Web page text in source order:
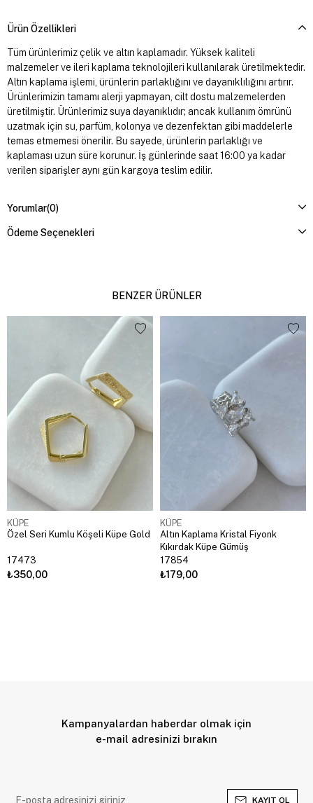
Ürün Özellikleri
Tüm ürünlerimiz çelik ve altın kaplamadır. Yüksek kaliteli
malzemeler ve ileri kaplama teknolojileri kullanılarak üretilmektedir.
Altın kaplama işlemi, ürünlerin parlaklığını ve dayanıklılığını artırır.
Ürünlerimizin tamamı alerji yapmayan, cilt dostu malzemelerden
üretilmiştir. Ürünlerimiz suya dayanıklıdır; ancak kullanım ömrünü
uzatmak için su, parfüm, kolonya ve dezenfektan gibi maddelerle
temas etmemesi önerilir. Bu sayede, ürünlerin parlaklığı ve
kaplaması uzun süre korunur. İş günlerinde saat 16:00 ya kadar
verilen siparişler aynı gün kargoya teslim edilir.
Yorumlar(0)
Ödeme Seçenekleri
BENZER ÜRÜNLER
KÜPE
Özel Seri Kumlu Köşeli Küpe Gold
17473
₺350,00
KÜPE
Altın Kaplama Kristal Fiyonk
Kıkırdak Küpe Gümüş
17854
₺179,00
Kampanyalardan haberdar olmak için
e-mail adresinizi bırakın
KAYIT OL